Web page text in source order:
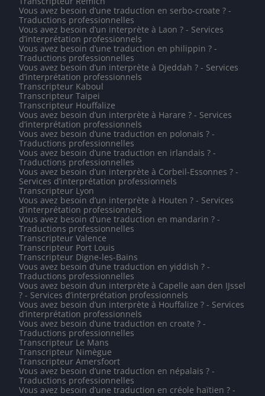
Vous avez besoin d’une traduction en serbo-croate ? -
Traductions professionnelles
Vous avez besoin d’un interprète à Laon ? - Services
d’interprétation professionnels
Vous avez besoin d’une traduction en philippin ? -
Traductions professionnelles
Vous avez besoin d’un interprète à Djeddah ? - Services
d’interprétation professionnels
Transcripteur Kaboul
Transcripteur Taipei
Transcripteur Houffalize
Vous avez besoin d’un interprète à Harare ? - Services
d’interprétation professionnels
Vous avez besoin d’une traduction en polonais ? -
Traductions professionnelles
Vous avez besoin d’une traduction en irlandais ? -
Traductions professionnelles
Vous avez besoin d’un interprète à Corbeil-Essonnes ? -
Services d’interprétation professionnels
Transcripteur Lyon
Vous avez besoin d’un interprète à Houten ? - Services
d’interprétation professionnels
Vous avez besoin d’une traduction en mandarin ? -
Traductions professionnelles
Transcripteur Valence
Transcripteur Port Louis
Transcripteur Digne-les-Bains
Vous avez besoin d’une traduction en yiddish ? -
Traductions professionnelles
Vous avez besoin d’un interprète à Capelle aan den IJssel
? - Services d’interprétation professionnels
Vous avez besoin d’un interprète à Houffalize ? - Services
d’interprétation professionnels
Vous avez besoin d’une traduction en croate ? -
Traductions professionnelles
Transcripteur Le Mans
Transcripteur Nimègue
Transcripteur Amersfoort
Vous avez besoin d’une traduction en népalais ? -
Traductions professionnelles
Vous avez besoin d’une traduction en créole haïtien ? -